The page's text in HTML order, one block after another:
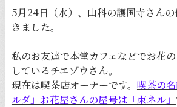
5月24日（水）、山科の護国寺さん
きました。
私のお友達で本堂カフェなどでお花
しているチエゾウさん。
現在は喫茶店オーナーです。 喫茶の
ルダ」お花屋さんの屋号は「束ネル」